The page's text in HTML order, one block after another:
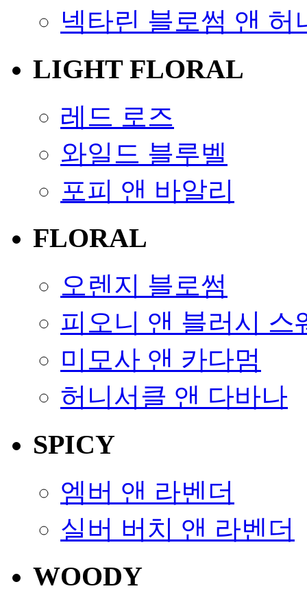
넥타린 블로썸 앤 허
LIGHT FLORAL
레드 로즈
와일드 블루벨
포피 앤 바알리
FLORAL
오렌지 블로썸
피오니 앤 블러시 스
미모사 앤 카다멈
허니서클 앤 다바나
SPICY
엠버 앤 라벤더
실버 버치 앤 라벤더
WOODY